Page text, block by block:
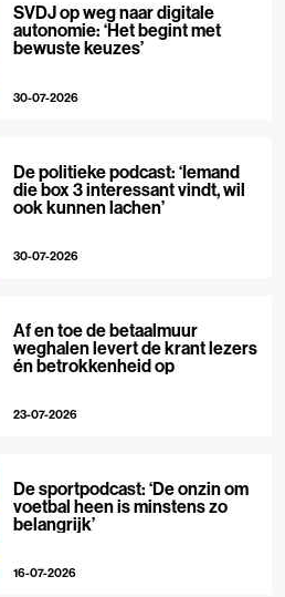
SVDJ op weg naar digitale
autonomie: ‘Het begint met
bewuste keuzes’
30-07-2026
De politieke podcast: ‘Iemand
die box 3 interessant vindt, wil
ook kunnen lachen’
30-07-2026
Af en toe de betaalmuur
weghalen levert de krant lezers
én betrokkenheid op
23-07-2026
De sportpodcast: ‘De onzin om
voetbal heen is minstens zo
belangrijk’
16-07-2026